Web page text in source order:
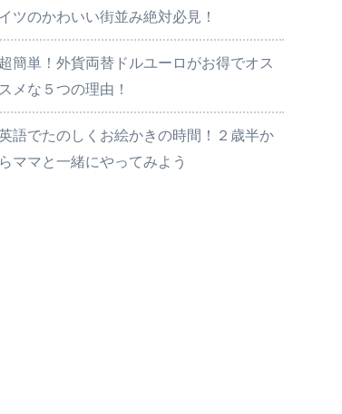
イツのかわいい街並み絶対必見！
超簡単！外貨両替ドルユーロがお得でオス
スメな５つの理由！
語でたのしくお絵かきの時間！２歳半か
らママと一緒にやってみよう